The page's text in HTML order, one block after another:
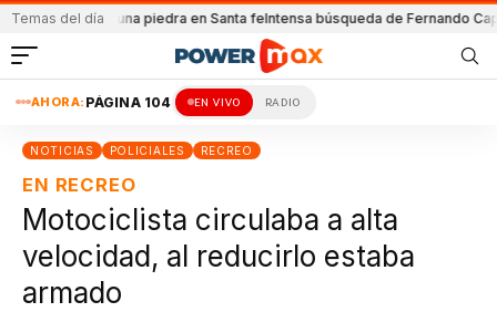
Temas del día
Atacada con una piedra en Santa feIntensa búsqueda de Fernando Cappi
AHORA: PÁGINA 104 EN VIVO RADIO
NOTICIAS POLICIALES RECREO
EN RECREO
Motociclista circulaba a alta
velocidad, al reducirlo estaba
armado